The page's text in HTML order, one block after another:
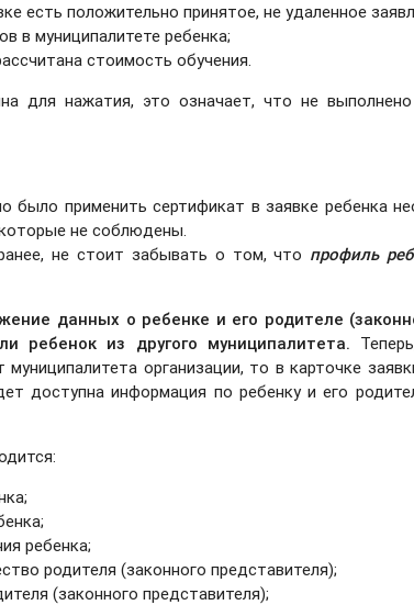
есть положительно принятое, не удаленное
в муниципалитете ребенка;
стоимость обучения.
для нажатия, это означает, что не
было применить сертификат в заявке ребенка
не соблюдены.
не стоит забывать о том, что профиль
данных о ребенке и его родителе
ребенок из другого муниципалитета.
муниципалитета организации, то в карточке
доступна информация по ребенку и его
ребенка;
родителя (законного представителя);
(законного представителя);